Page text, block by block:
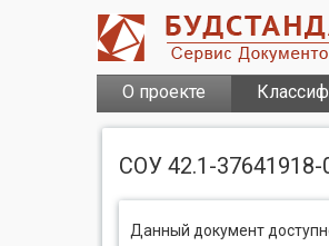
О проекте
СОУ 42.1-
Данный документ